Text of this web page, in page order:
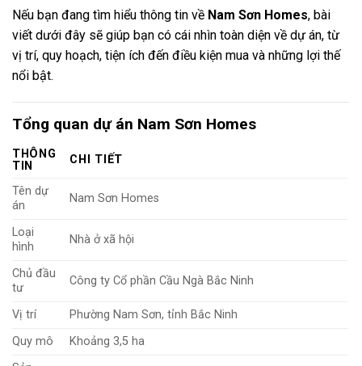
Nếu bạn đang tìm hiểu thông tin về Nam Sơn Homes, bài
viết dưới đây sẽ giúp bạn có cái nhìn toàn diện về dự án, từ
vị trí, quy hoạch, tiện ích đến điều kiện mua và những lợi thế
nổi bật.
Tổng quan dự án Nam Sơn Homes
THÔNG
TIN
CHI TIẾT
Tên dự
án
Nam Sơn Homes
Loại
hình
Nhà ở xã hội
Chủ đầu
tư
Công ty Cổ phần Cầu Ngà Bắc Ninh
Vị trí
Phường Nam Sơn, tỉnh Bắc Ninh
Quy mô
Khoảng 3,5 ha